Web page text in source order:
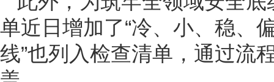
单近日增加了“冷、小、稳、
线”也列入检查清单，通过流